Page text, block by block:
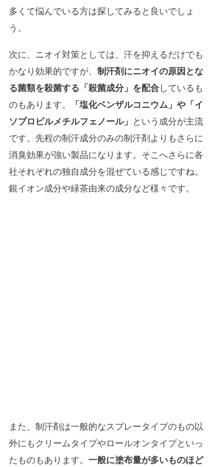
多くて悩んでいる方は探してみると良いでしょ
う。
次に、ニオイ対策としては、汗を抑えるだけでも
かなり効果的ですが、 制汗剤にニオイの原因とな
る菌類を殺菌する「殺菌成分」を配合しているも
のもあります。
「塩化ベンザルコニウム」や「イ
ソプロピルメチルフェノール」
という成分が主流
です。先程の制汗成分のみの制汗剤よりもさらに
消臭効果が強い製品になります。そこへさらに各
社それぞれの独自成分を混ぜている感じですね。
銀イオン成分や緑茶由来の成分など様々です。
また、制汗剤は一般的なスプレータイプのもの以
外にもクリームタイプやロールオンタイプといっ
たものもあります。 一般に塗布量が多いものほど